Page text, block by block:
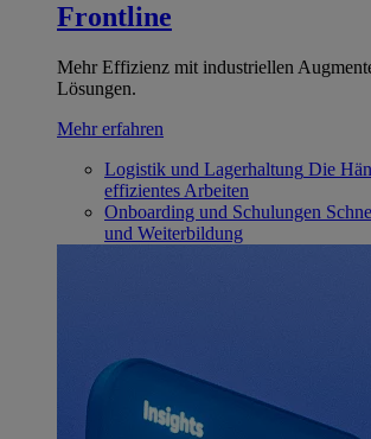
Frontline
Mehr Effizienz mit industriellen
Lösungen.
Mehr erfahren
Logistik und Lagerhaltung Die
effizientes Arbeiten
Onboarding und Schulungen
und Weiterbildung